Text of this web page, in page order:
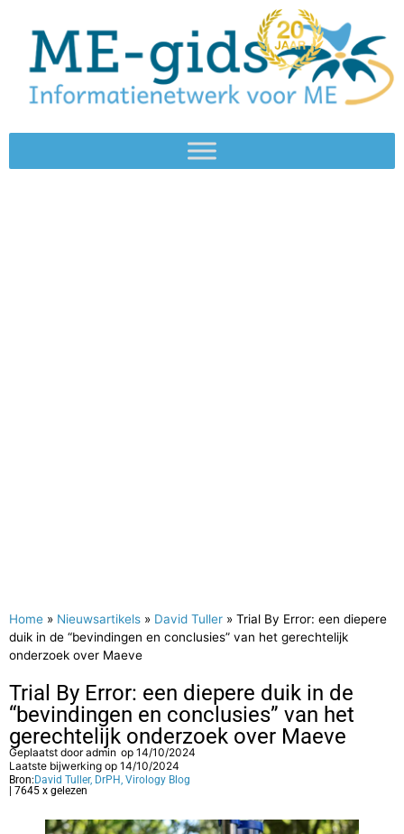
Home » Nieuwsartikels » David Tuller » Trial By Error: een diepere
duik in de “bevindingen en conclusies” van het gerechtelijk
onderzoek over Maeve
Trial By Error: een diepere duik in de
“bevindingen en conclusies” van het
gerechtelijk onderzoek over Maeve
Geplaatst dooradmin op 14/10/2024
Laatste bijwerking op 14/10/2024
Bron: David Tuller, DrPH, Virology Blog
| 7645 x gelezen